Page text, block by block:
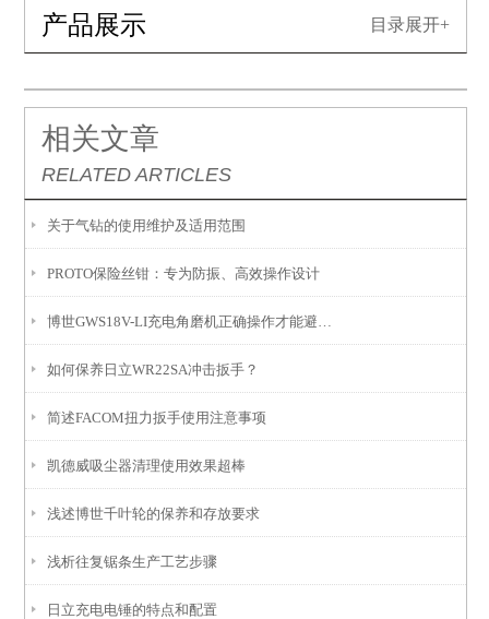
产品展示 目录展开+
相关文章
RELATED ARTICLES
关于气钻的使用维护及适用范围
PROTO保险丝钳：专为防振、高效操作设计
如何保养日立WR22SA冲击扳手？
简述FACOM扭力扳手使用注意事项
凯德威吸尘器清理使用效果超棒
浅述博世千叶轮的保养和存放要求
浅析往复锯条生产工艺步骤
日立充电电锤的特点和配置